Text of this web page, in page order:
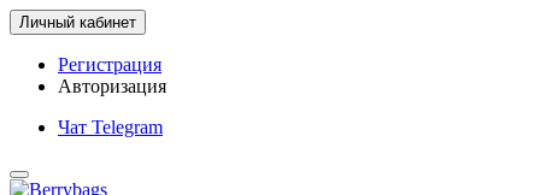
Личный кабинет
Регистрация
Авторизация
Чат Telegram